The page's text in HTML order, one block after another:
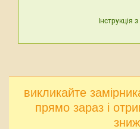
Інструкція
викликайте
прямо зараз і